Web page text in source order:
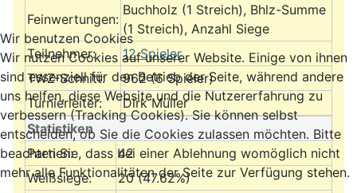
Feinwertungen:
Buchholz (1 Streich), Bhlz-Summe
(1 Streich), Anzahl Siege
Teilnehmer:
12 Spieler
TWZ-Schnitt:
962 (6 Spieler)
Turnierleiter:
Dirk Müller
Statistiken
Partien:
42
Weißsiege:
20 (47.62%)
Wir benutzen Cookies
Wir nutzen Cookies auf unserer Website. Einige von ihnen
sind essenziell für den Betrieb der Seite, während andere
uns helfen, diese Website und die Nutzererfahrung zu
verbessern (Tracking Cookies). Sie können selbst
entscheiden, ob Sie die Cookies zulassen möchten. Bitte
beachten Sie, dass bei einer Ablehnung womöglich nicht
mehr alle Funktionalitäten der Seite zur Verfügung stehen.